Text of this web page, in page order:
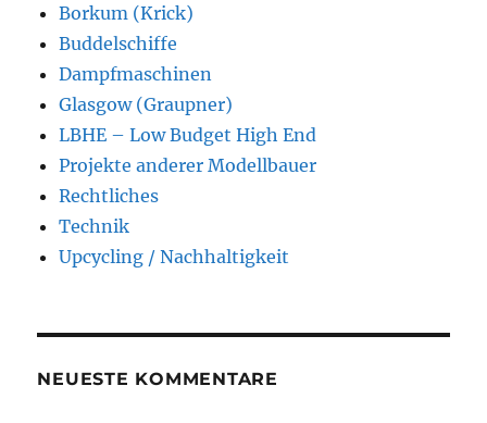
Borkum (Krick)
Buddelschiffe
Dampfmaschinen
Glasgow (Graupner)
LBHE – Low Budget High End
Projekte anderer Modellbauer
Rechtliches
Technik
Upcycling / Nachhaltigkeit
NEUESTE KOMMENTARE